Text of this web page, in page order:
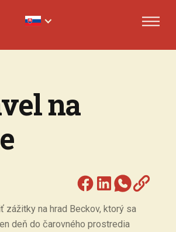
na
zážitky na hrad Beckov, ktorý sa
deň do čarovného prostredia